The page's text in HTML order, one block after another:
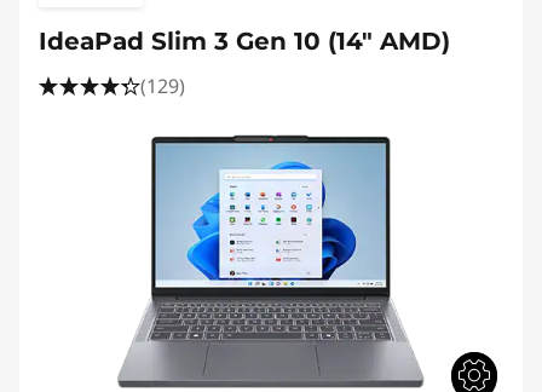
IdeaPad Slim 3 Gen 10 (14" AMD)
(129)